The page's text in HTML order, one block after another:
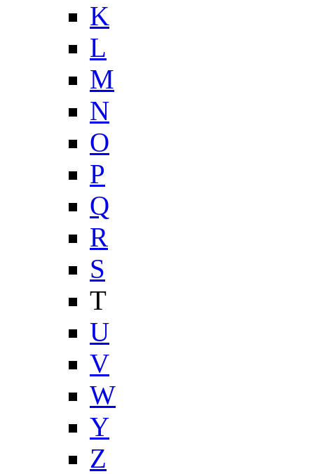
K
L
M
N
O
P
Q
R
S
T
U
V
W
Y
Z